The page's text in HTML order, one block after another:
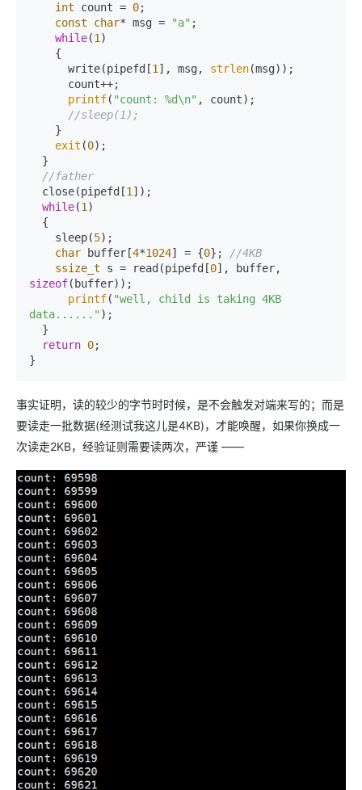
int count = 0;
const
char* msg = "a" ;
while(1 )
      write(pipefd[
1 ], msg, strlen(msg));
printf( "count: %d\n" , count);
//sleep(1);
exit (0);
//father
  close(pipefd[
1 ]);
while(1 )
    sleep(
5);
char buffer[4*1024] = {0};
//4KB
ssize_t s = read(pipefd[0
sizeof(buffer));
printf( "well, child is taking 4KB
data......" );
return 0;
事实证明，读的较少的字节时时候，是不会触发对端来写的；而是
要读走一批数据(经测试我这儿是4KB)，才能唤醒，如果你换成一
次读走2KB，经验证则需要读两次，严谨 ——